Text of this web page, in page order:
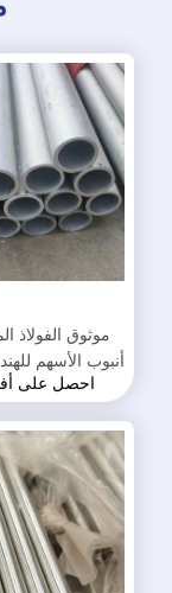
موثوق الفولاذ
أنبوب الأسهم
صناعة
احصل على